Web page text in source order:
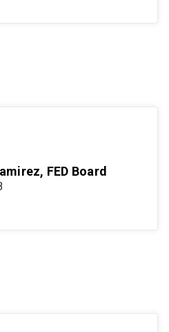
FED Board